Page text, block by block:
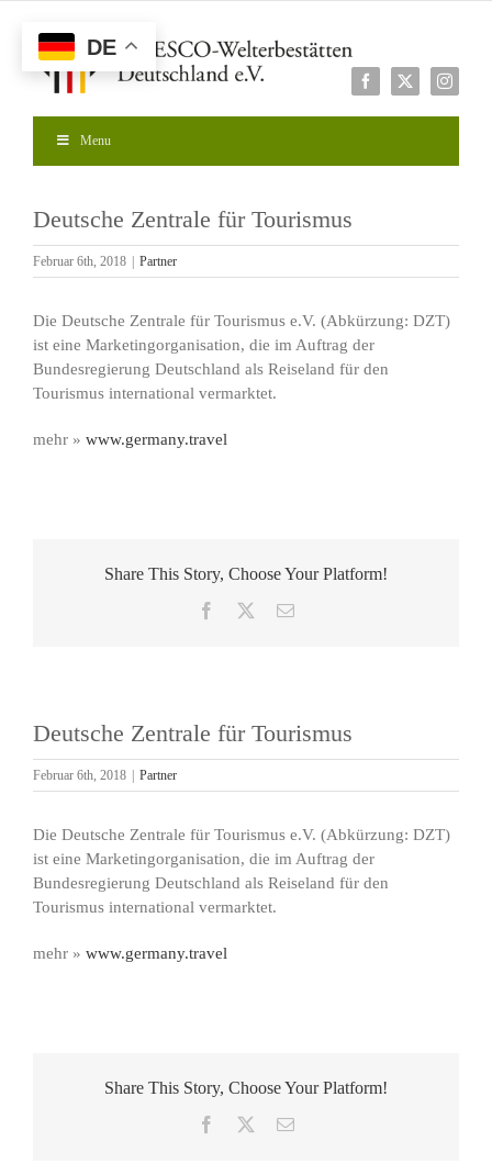
springen
Facebook
X
Menu
Deutsche Zentrale für Tourismus
Februar 6th, 2018 Partner
Die Deutsche Zentrale für Tourismus e.V. (Abkürzung: DZT)
ist eine Marketingorganisation, die im Auftrag der
Bundesregierung Deutschland als Reiseland für den
Tourismus international vermarktet.
mehr » www.germany.travel
Share This Story, Choose Your Platform!
Facebook
E-
Deutsche Zentrale für Tourismus
Februar 6th, 2018 Partner
Die Deutsche Zentrale für Tourismus e.V. (Abkürzung: DZT)
ist eine Marketingorganisation, die im Auftrag der
Bundesregierung Deutschland als Reiseland für den
Tourismus international vermarktet.
mehr » www.germany.travel
Share This Story, Choose Your Platform!
Facebook
E-
DE